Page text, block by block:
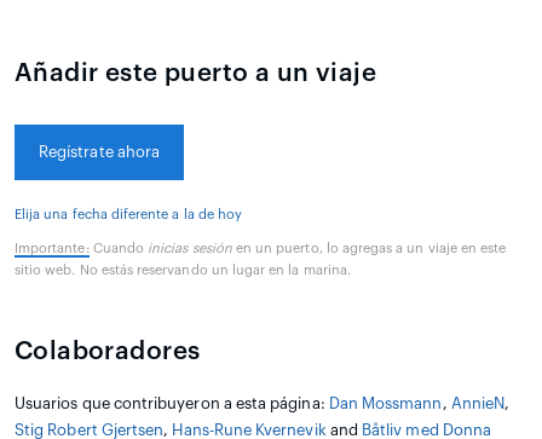
Añadir este puerto a un viaje
Regístrate ahora
Elija una fecha diferente a la de hoy
Importante: Cuando inicias sesiónen un puerto, lo agregas a un viaje en este
sitio web. No estás reservando un lugar en la marina.
Colaboradores
Usuarios que contribuyeron a esta página: Dan Mossmann , AnnieN,
Stig Robert Gjertsen, Hans-Rune Kvernevik and Båtliv med Donna